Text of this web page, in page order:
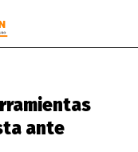
ante